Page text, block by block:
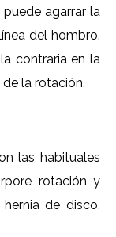
agarrar la
del hombro.
contraria en la
la rotación.
las habituales
rotación y
de disco,